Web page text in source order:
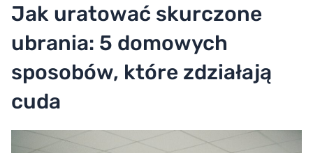
Jak uratować skurczone
ubrania: 5 domowych
sposobów, które zdziałają
cuda